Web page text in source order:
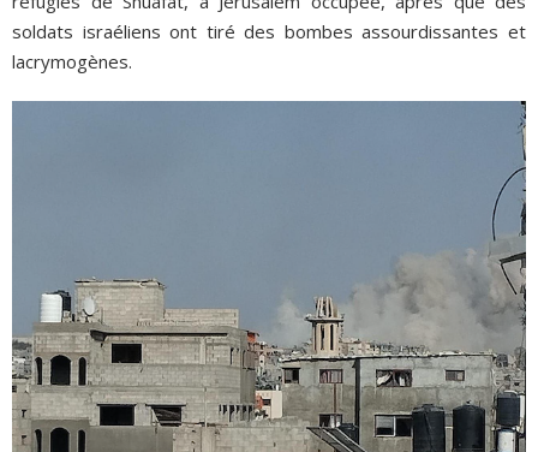
soldats israéliens ont tiré des bombes assourdissantes et
lacrymogènes.